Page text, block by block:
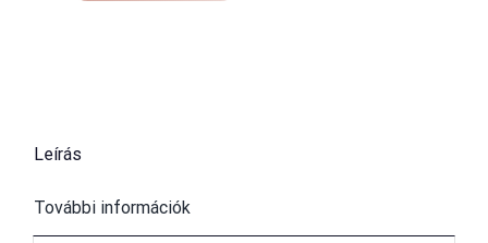
Leírás
További információk